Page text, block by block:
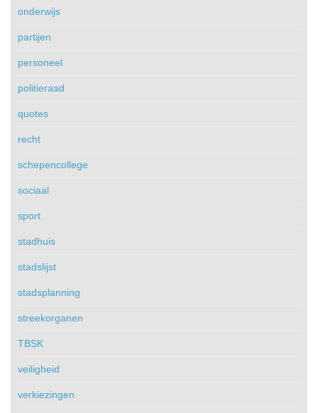
onderwijs
partijen
personeel
politieraad
quotes
recht
schepencollege
sociaal
sport
stadhuis
stadslijst
stadsplanning
streekorganen
TBSK
veiligheid
verkiezingen